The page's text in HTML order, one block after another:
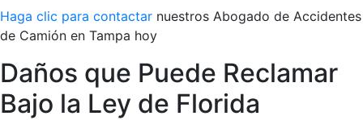
Haga clic para contactar nuestros Abogado de Accidentes
de Camión en Tampa hoy
Daños que Puede Reclamar
Bajo la Ley de Florida